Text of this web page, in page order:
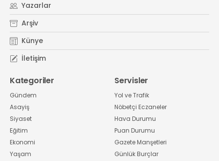
Yazarlar
Arşiv
Künye
İletişim
Kategoriler
Gündem
Asayiş
Siyaset
Eğitim
Ekonomi
Yaşam
Servisler
Yol ve Trafik
Nöbetçi Eczaneler
Hava Durumu
Puan Durumu
Gazete Manşetleri
Günlük Burçlar